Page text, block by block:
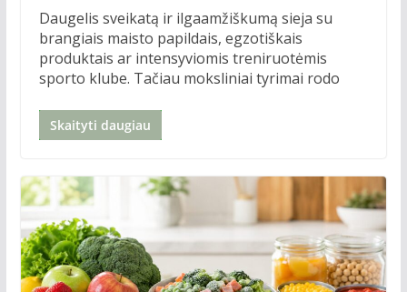
Daugelis sveikatą ir ilgaamžiškumą sieja su
brangiais maisto papildais, egzotiškais
produktais ar intensyviomis treniruotėmis
sporto klube. Tačiau moksliniai tyrimai rodo
Skaityti daugiau